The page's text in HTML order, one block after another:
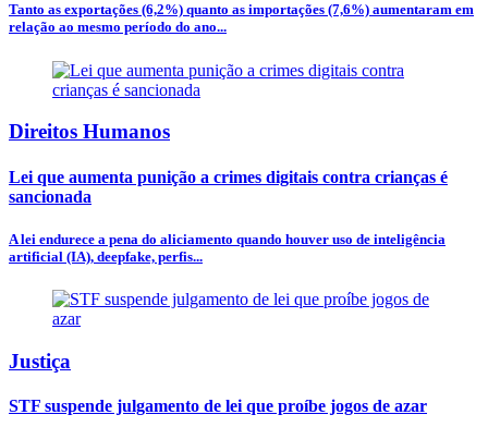
Tanto as exportações (6,2%) quanto as importações (7,6%) aumentaram em
relação ao mesmo período do ano...
Direitos Humanos
Lei que aumenta punição a crimes digitais contra crianças é
sancionada
A lei endurece a pena do aliciamento quando houver uso de inteligência
artificial (IA), deepfake, perfis...
Justiça
STF suspende julgamento de lei que proíbe jogos de azar